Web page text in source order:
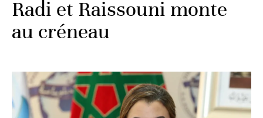
Radi et Raissouni monte
au créneau